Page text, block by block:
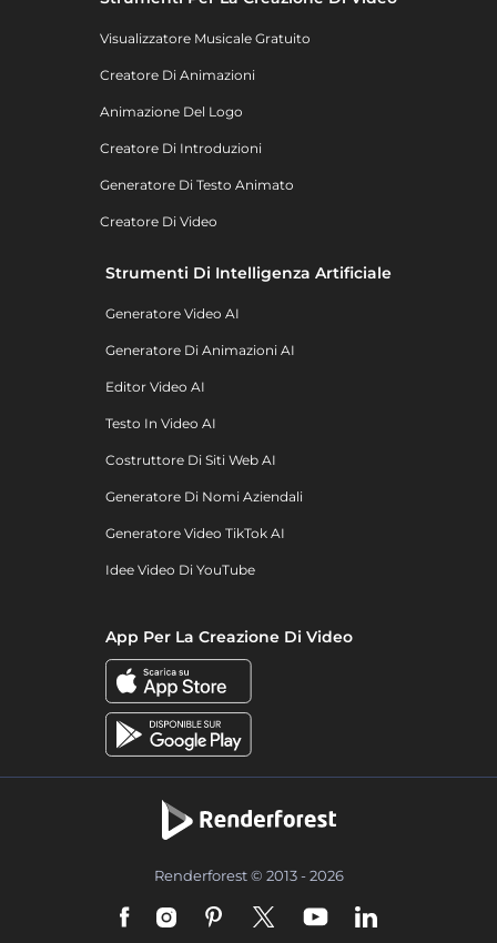
Visualizzatore Musicale Gratuito
Creatore Di Animazioni
Animazione Del Logo
Creatore Di Introduzioni
Generatore Di Testo Animato
Creatore Di Video
Strumenti Di Intelligenza Artificiale
Generatore Video AI
Generatore Di Animazioni AI
Editor Video AI
Testo In Video AI
Costruttore Di Siti Web AI
Generatore Di Nomi Aziendali
Generatore Video TikTok AI
Idee Video Di YouTube
App Per La Creazione Di Video
Renderforest © 2013 - 2026